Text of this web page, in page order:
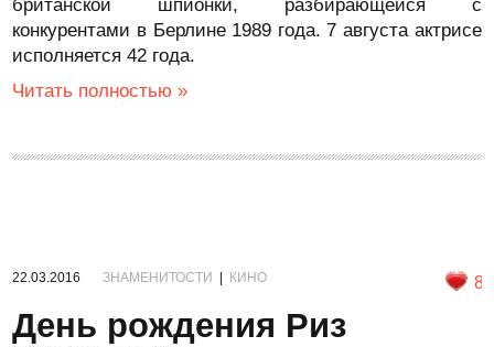
британской шпионки, разбирающейся с
конкурентами в Берлине 1989 года. 7 августа актрисе
исполняется 42 года.
Читать полностью »
22.03.2016 ЗНАМЕНИТОСТИ КИНО 8
День рождения Риз